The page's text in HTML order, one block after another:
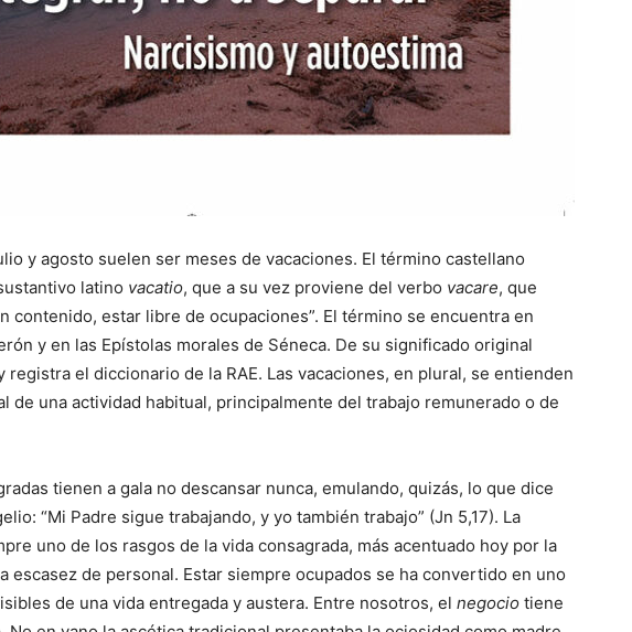
y agosto suelen ser meses de vacaciones. El término castellano
latino vacatio, que a su vez proviene del verbo vacare, que
contenido, estar libre de ocupaciones”. El término se encuentra en
y en las Epístolas morales de Séneca. De su significado original
registra el diccionario de la RAE. Las vacaciones, en plural, se entienden
de una actividad habitual, principalmente del trabajo remunerado o de
tienen a gala no descansar nunca, emulando, quizás, lo que dice
“Mi Padre sigue trabajando, y yo también trabajo” (Jn 5,17). La
uno de los rasgos de la vida consagrada, más acentuado hoy por la
escasez de personal. Estar siempre ocupados se ha convertido en uno
de una vida entregada y austera. Entre nosotros, el negocio tiene